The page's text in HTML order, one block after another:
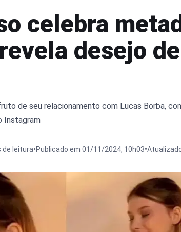
celebra
desejo de
de seu relacionamento com Lucas Borba,
Instagram
de leitura•Publicado em 01/11/2024, 10h03•